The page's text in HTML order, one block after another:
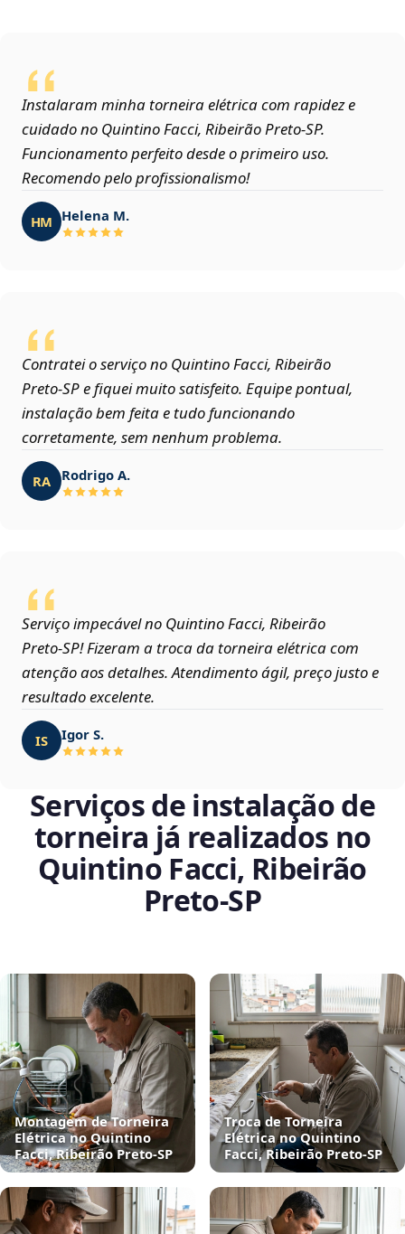
Instalaram minha torneira elétrica com rapidez e
cuidado no Quintino Facci, Ribeirão Preto‑SP.
Funcionamento perfeito desde o primeiro uso.
Recomendo pelo profissionalismo!
HM Helena M.
Contratei o serviço no Quintino Facci, Ribeirão
Preto‑SP e fiquei muito satisfeito. Equipe pontual,
instalação bem feita e tudo funcionando
corretamente, sem nenhum problema.
RA Rodrigo A.
Serviço impecável no Quintino Facci, Ribeirão
Preto‑SP! Fizeram a troca da torneira elétrica com
atenção aos detalhes. Atendimento ágil, preço justo e
resultado excelente.
IS Igor S.
Serviços de instalação de
torneira já realizados no
Quintino Facci, Ribeirão
Preto‑SP
Montagem de Torneira
Elétrica no Quintino
Facci, Ribeirão Preto‑SP
Troca de Torneira
Elétrica no Quintino
Facci, Ribeirão Preto‑SP